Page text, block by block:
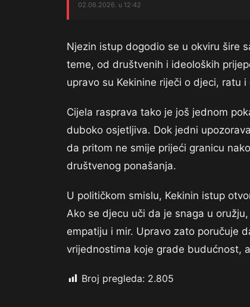
02.06.2026. u 12:42
Njezin istup dogodio se u okviru šire
teme, od društvenih i ideoloških
upravo su Kekinine riječi o djeci, ratu
Cijela rasprava tako je još jednom
duboko osjetljiva. Dok jedni
da pritom ne smije prijeći granicu
društvenog ponašanja.
U političkom smislu, Kekinin istup
Ako se djecu uči da je snaga u
empatiju i mir. Upravo zato poručuje
vrijednostima koje grade budućnost,
Broj pregleda: 2.805